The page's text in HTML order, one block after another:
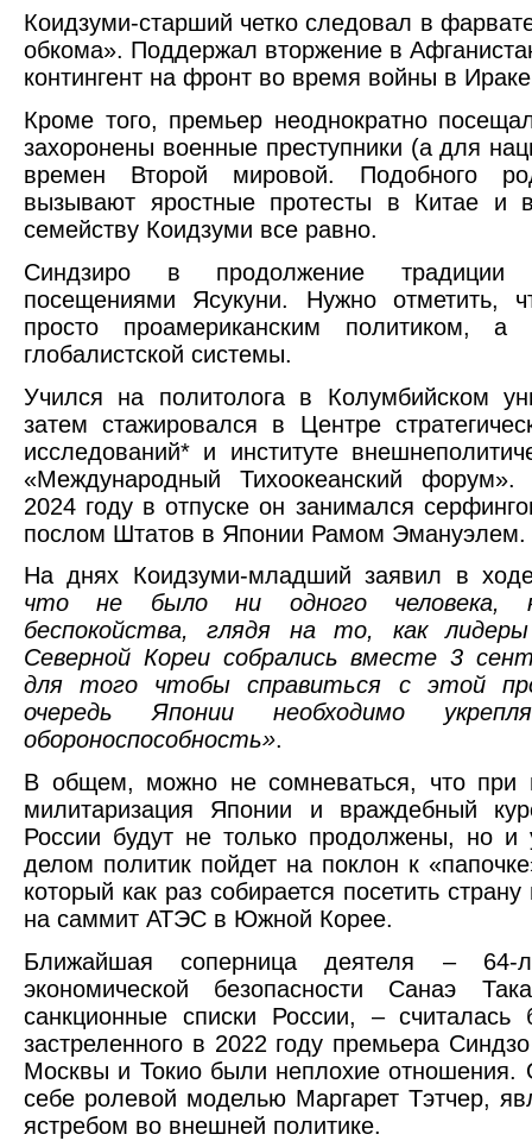
Коидзуми-старший четко следовал в
обкома». Поддержал вторжение в
контингент на фронт во время войны в
Кроме того, премьер неоднократно
захоронены военные преступники (а для
времен Второй мировой. Подобного
вызывают яростные протесты в Китае и
семейству Коидзуми все равно.
Синдзиро в продолжение традиции
посещениями Ясукуни. Нужно отметить,
просто проамериканским политиком, а
глобалистской системы.
Учился на политолога в Колумбийском
затем стажировался в Центре
исследований* и институте
«Международный Тихоокеанский
2024 году в отпуске он занимался
послом Штатов в Японии Рамом Эмануэлем.
На днях Коидзуми-младший заявил в
что не было ни одного человека,
беспокойства, глядя на то, как
Северной Кореи собрались вместе 3
для того чтобы справиться с этой
очередь Японии необходимо
обороноспособность».
В общем, можно не сомневаться, что при
милитаризация Японии и враждебный
России будут не только продолжены, но
делом политик пойдет на поклон к
который как раз собирается посетить
на саммит АТЭС в Южной Корее.
Ближайшая соперница деятеля – 64-
экономической безопасности Санаэ
санкционные списки России, – считалась
застреленного в 2022 году премьера
Москвы и Токио были неплохие отношения.
себе ролевой моделью Маргарет Тэтчер,
ястребом во внешней политике.